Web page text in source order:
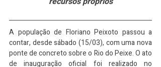
A população de Floriano Peixoto passou a
contar, desde sábado (15/03), com uma nova
ponte de concreto sobre o Rio do Peixe. O ato
de inauguração oficial foi realizado no